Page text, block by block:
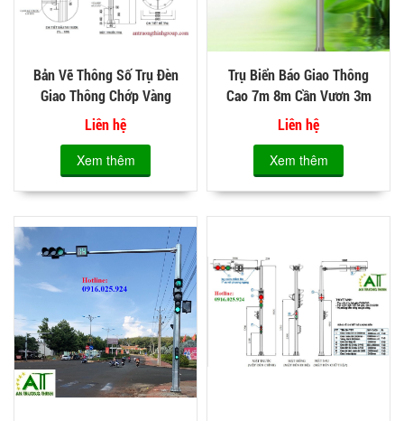
Bản Vẽ Thông Số Trụ Đèn
Giao Thông Chớp Vàng
NLMT 6m, Vươn 3m 4m
Liên hệ
Xem thêm
Trụ Biển Báo Giao Thông
Cao 7m 8m Cần Vươn 3m
4m 5m Mạ Kẽm Nóng
Liên hệ
Xem thêm